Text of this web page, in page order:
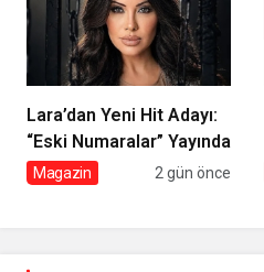
Lara’dan Yeni Hit Adayı:
“Eski Numaralar” Yayında
Magazin 2 gün önce